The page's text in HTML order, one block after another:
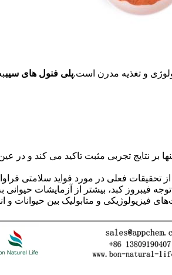
و تغذیه مدرن است.پلی فنول های سیب
بر نتایج تجربی مثبت تاکید می کند و
تحقیقات فعلی در مورد فواید سلامتی
فیبروز کبد، بیشتر از آزمایشات